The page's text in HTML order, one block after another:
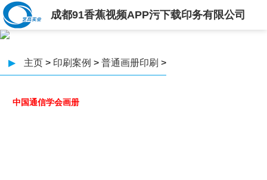
成都91香蕉视频APP污下载印务有限公司
▶ 主页 > 印刷案例 > 普通画册印刷 >
中国通信学会画册